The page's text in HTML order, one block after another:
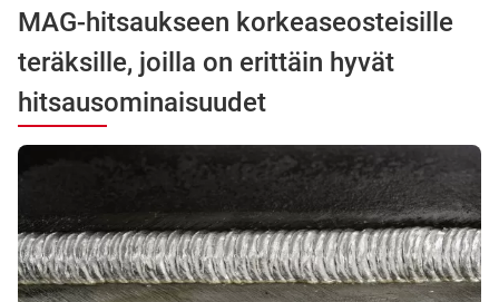
MAG-hitsaukseen korkeaseosteisille
teräksille, joilla on erittäin hyvät
hitsausominaisuudet